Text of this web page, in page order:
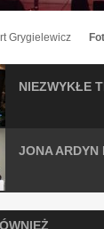
Grygielewicz
NIEZWYKŁE
JONA ARDYN